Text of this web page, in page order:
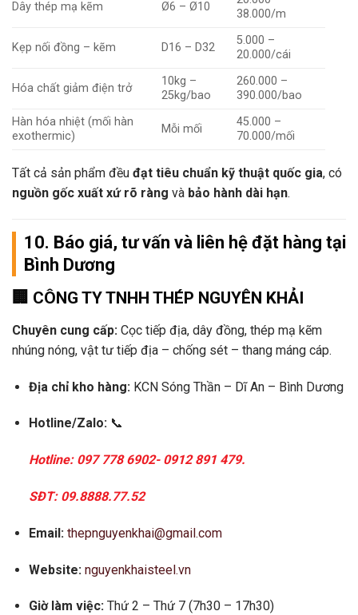
Dây thép mạ kẽm Ø6 – Ø10
38.000/m
Kẹp nối đồng – kẽm D16 – D32
5.000 –
20.000/cái
Hóa chất giảm điện trở
10kg –
25kg/bao
260.000 –
390.000/bao
Hàn hóa nhiệt (mối hàn
exothermic)
Mỗi mối
45.000 –
70.000/mối
Tất cả sản phẩm đều đạt tiêu chuẩn kỹ thuật quốc gia, có
nguồn gốc xuất xứ rõ ràng và bảo hành dài hạn.
10. Báo giá, tư vấn và liên hệ đặt hàng tại
Bình Dương
🏢 CÔNG TY TNHH THÉP NGUYÊN KHẢI
Chuyên cung cấp: Cọc tiếp địa, dây đồng, thép mạ kẽm
nhúng nóng, vật tư tiếp địa – chống sét – thang máng cáp.
Địa chỉ kho hàng:KCN Sóng Thần – Dĩ An – Bình Dương
Hotline/Zalo:📞
Hotline: 097 778 6902- 0912 891 479.
SĐT: 09.8888.77.52
Email: thepnguyenkhai@gmail.com
Website: nguyenkhaisteel.vn
Giờ làm việc:Thứ 2 – Thứ 7 (7h30 – 17h30)